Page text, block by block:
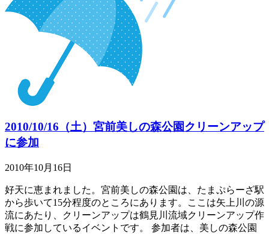
2010/10/16（土）宮前美しの森公園クリーンアップ
に参加
2010年10月16日
好天に恵まれました。宮前美しの森公園は、たまぷらーざ駅
から歩いて15分程度のところにあります。ここは矢上川の源
流にあたり、クリーンアップは鶴見川流域クリーンアップ作
戦に参加しているイベントです。 参加者は、美しの森公園